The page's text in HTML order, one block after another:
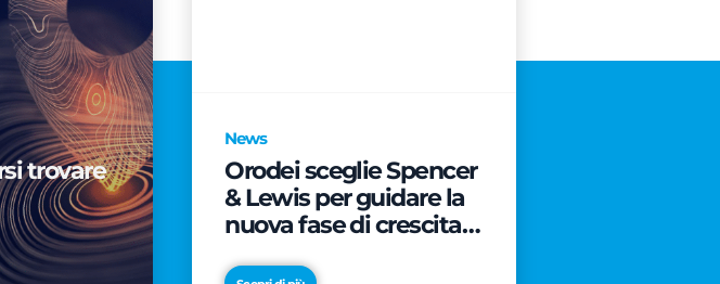
trovare
News
Orodei sceglie Spencer
& Lewis per guidare la
nuova fase di crescita e